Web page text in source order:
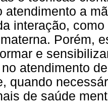
atendimento a
interação,
Porém,
e
atendimento
quando
de saúde